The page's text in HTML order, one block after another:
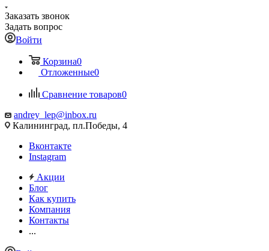
Заказать звонок
Задать вопрос
Войти
Корзина0
Отложенные0
Сравнение товаров0
andrey_lep@inbox.ru
Калининград, пл.Победы, 4
Вконтакте
Instagram
Акции
Блог
Как купить
Компания
Контакты
...